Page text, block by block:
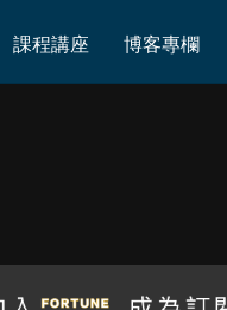
課程講座 博客專欄